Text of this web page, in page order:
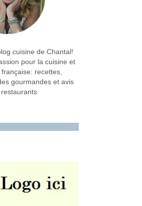
cuisine de Chantal!
pour la cuisine et
recettes,
gourmandes et avis